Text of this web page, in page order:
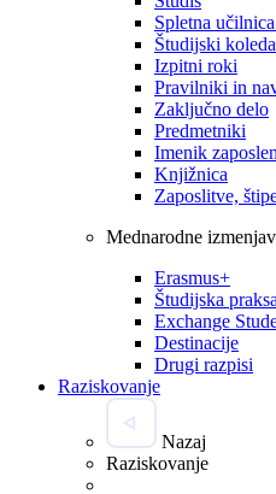
Spletna
Študijski
Izpitni roki
Pravilniki in
Zaključno delo
Predmetniki
Imenik
Knjižnica
Zaposlitve,
Mednarodne
Erasmus+
Študijska praksa
Exchange
Destinacije
Drugi razpisi
Raziskovanje
Nazaj
Raziskovanje